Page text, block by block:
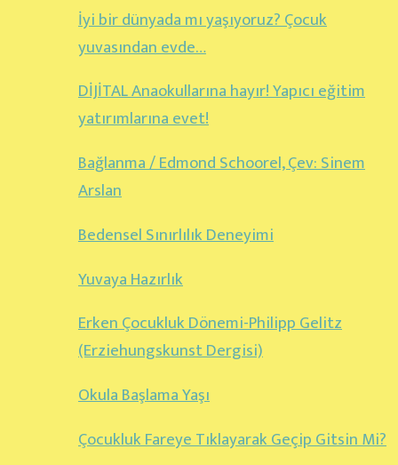
İyi bir dünyada mı yaşıyoruz? Çocuk
yuvasından evde…
DİJİTAL Anaokullarına hayır! Yapıcı eğitim
yatırımlarına evet!
Bağlanma / Edmond Schoorel, Çev: Sinem
Arslan
Bedensel Sınırlılık Deneyimi
Yuvaya Hazırlık
Erken Çocukluk Dönemi-Philipp Gelitz
(Erziehungskunst Dergisi)
Okula Başlama Yaşı
Çocukluk Fareye Tıklayarak Geçip Gitsin Mi?